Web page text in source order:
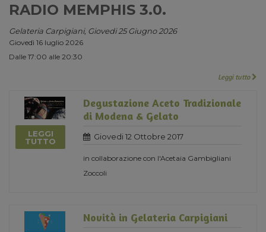
RADIO MEMPHIS 3.0.
Gelateria Carpigiani, Giovedi 25 Giugno 2026
Giovedì 16 luglio 2026
Dalle 17:00 alle 20:30
Leggi tutto
LEGGI
TUTTO
Degustazione Aceto Tradizionale
di Modena & Gelato
Giovedi 12 Ottobre 2017
in collaborazione con l'Acetaia Gambigliani
Zoccoli
Novità in Gelateria Carpigiani